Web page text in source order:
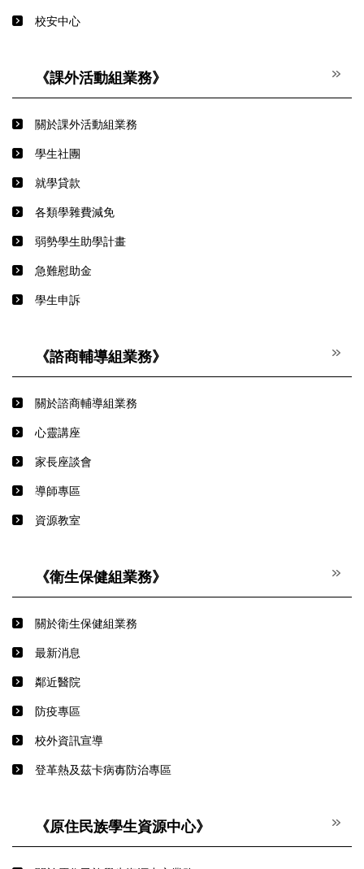
校安中心
《課外活動組業務》
關於課外活動組業務
學生社團
就學貸款
各類學雜費減免
弱勢學生助學計畫
急難慰助金
學生申訴
《諮商輔導組業務》
關於諮商輔導組業務
心靈講座
家長座談會
導師專區
資源教室
《衛生保健組業務》
關於衛生保健組業務
最新消息
鄰近醫院
防疫專區
校外資訊宣導
登革熱及茲卡病毐防治專區
《原住民族學生資源中心》